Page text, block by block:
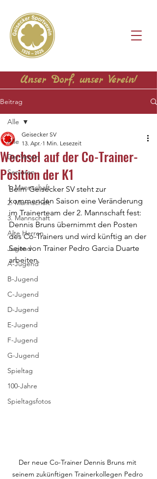
Unser Dorf, unser Verein!
Beitrag
Alle
Der Verein
Senioren
1. Mannschaft
2. Mannschaft
3. Mannschaft
Alte Herren
Jugend
A-Jugend
B-Jugend
C-Jugend
D-Jugend
E-Jugend
F-Jugend
G-Jugend
Spieltag
100-Jahre
Spieltagsfotos
Alle
Wechsel auf der Co-Trainer-
Position der K1
Geisecker SV
13. Apr. 1 Min. Lesezeit
Beim Geisecker SV steht zur
kommenden Saison eine Veränderung
im Trainerteam der 2. Mannschaft fest:
Dennis Bruns übernimmt den Posten
des Co-Trainers und wird künftig an der
Seite von Trainer Pedro Garcia Duarte
arbeiten.
Der neue Co-Trainer Dennis Bruns mit
seinem zukünftigen Trainerkollegen Pedro